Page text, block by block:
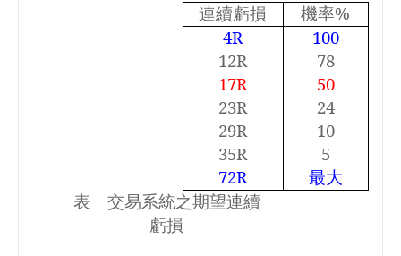
連續虧損 機率%
4R
12R
17R
23R
29R
35R
72R
100
78
50
24
10
5
最大
表 交易系統之期望連續
虧損